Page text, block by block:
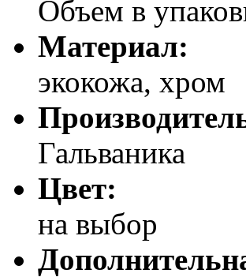
Объем в
Материал:
экокожа, хром
Гальваника
Цвет:
на выбор